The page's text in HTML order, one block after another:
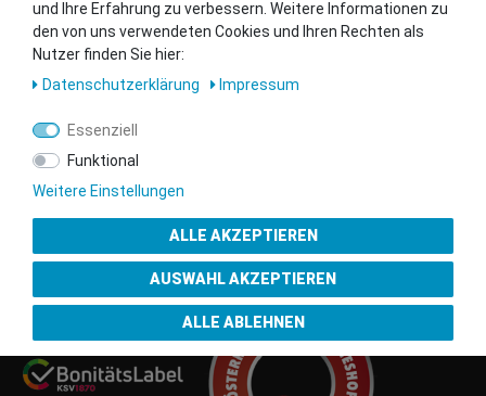
Sie wollen uns beliefern?
Kontaktieren Sie unser GSMshop Purchase Team
Whatsapp: +436766684438
info@gsmshop.at
13.02.2024 14:55
Gütesiegel
und Ihre Erfahrung zu verbessern. Weitere Informationen zu
den von uns verwendeten Cookies und Ihren Rechten als
Nutzer finden Sie hier:
Daten­schutz­erklärung
Impressum
Essenziell
Funktional
Weitere Einstellungen
ALLE AKZEPTIEREN
AUSWAHL AKZEPTIEREN
ALLE ABLEHNEN